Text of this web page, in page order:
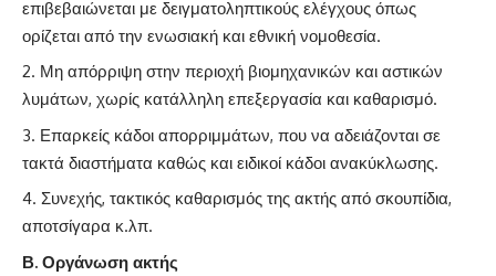
επιβεβαιώνεται με δειγματοληπτικούς ελέγχους όπως
ορίζεται από την ενωσιακή και εθνική νομοθεσία.
Μη απόρριψη στην περιοχή βιομηχανικών και αστικών
λυμάτων, χωρίς κατάλληλη επεξεργασία και καθαρισμό.
Επαρκείς κάδοι απορριμμάτων, που να αδειάζονται σε
τακτά διαστήματα καθώς και ειδικοί κάδοι ανακύκλωσης.
Συνεχής, τακτικός καθαρισμός της ακτής από σκουπίδια,
αποτσίγαρα κ.λπ.
Β. Οργάνωση ακτής